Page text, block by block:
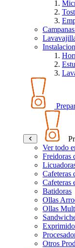
Ver todo
Freidoras
Cafeteras
Cafeteras
Batidoras
Ollas
Ollas
Otros